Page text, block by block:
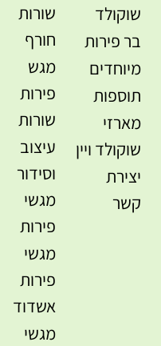
שוקולד
בר פירות
מיוחדים
תוספות
מארזי
שוקולד ויין
יצירת
קשר
שורות
חורף
מגש
פירות
שורות
עיצוב
וסידור
מגשי
פירות
מגשי
פירות
אשדוד
מגשי